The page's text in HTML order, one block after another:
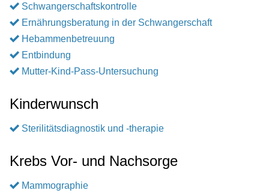
Schwangerschaftskontrolle
Ernährungsberatung in der Schwangerschaft
Hebammenbetreuung
Entbindung
Mutter-Kind-Pass-Untersuchung
Kinderwunsch
Sterilitätsdiagnostik und -therapie
Krebs Vor- und Nachsorge
Mammographie